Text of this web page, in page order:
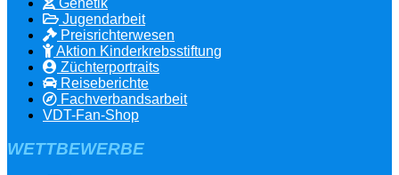
Jugendarbeit
Preisrichterwesen
Aktion Kinderkrebsstiftung
Züchterportraits
Reiseberichte
Fachverbandsarbeit
VDT-Fan-Shop
WETTBEWERBE